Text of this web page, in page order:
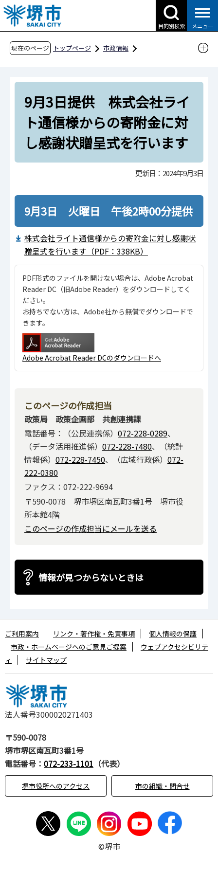
こ
の
ペ
目的別検索 メニュー
現在のページ トップページ
市政情報
報道提供資料
過去の報道提供資料
令和6年
令和6年9月
9月3日提供 株式会社ライト通信様からの寄附
金に対し感謝状贈呈式を行います
9月3日提供 株式会社ライ
ト通信様からの寄附金に対
し感謝状贈呈式を行います
更新日：2024年9月3日
9月3日 火曜日 午後2時00分提供
株式会社ライト通信様からの寄附金に対し感謝状
贈呈式を行います（PDF：338KB）
PDF形式のファイルを開けない場合は、Adobe Acrobat
Reader DC（旧Adobe Reader）をダウンロードしてく
ださい。
お持ちでない方は、Adobe社から無償でダウンロードで
きます。
Adobe Acrobat Reader DCのダウンロードへ
このページの作成担当
政策局 政策企画部 共創連携課
電話番号：（公民連携係） 072-228-0289、
（データ活用推進係） 072-228-7480、（統計
情報係） 072-228-7450、（広域行政係） 072-
222-0380
ファクス：072-222-9694
〒590-0078 堺市堺区南瓦町3番1号 堺市役
所本館4階
このページの作成担当にメールを送る
情報が見つからないときは
法人番号3000020271403
〒590-0078
堺市堺区南瓦町3番1号
電話番号： 072-233-1101 （代表）
堺市役所へのアクセス 市の組織・問合せ
ご利用案内 リンク・著作権・免責事項
個人情報の保護
市政・ホームページへのご意見ご提案
ウェブアクセシビリテ
ィ
サイトマップ
©堺市